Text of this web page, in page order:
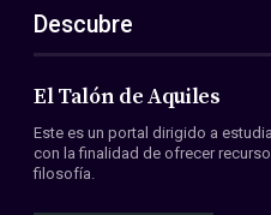
ES
EN
Acerca de nosotros
Miembros
Convenios
Descubre
El Talón de Aquiles
Este es un portal dirigido a
con la finalidad de ofrecer
filosofía.